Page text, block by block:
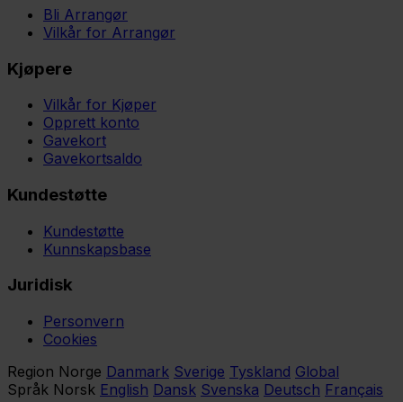
Bli Arrangør
Vilkår for Arrangør
Kjøpere
Vilkår for Kjøper
Opprett konto
Gavekort
Gavekortsaldo
Kundestøtte
Kundestøtte
Kunnskapsbase
Juridisk
Personvern
Cookies
Region Norge Danmark Sverige Tyskland Global
Språk Norsk English Dansk Svenska Deutsch Français